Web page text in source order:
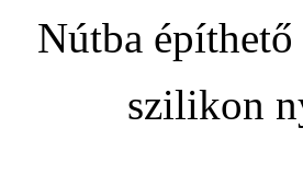
Nútba
szilikon